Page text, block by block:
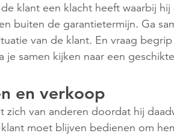
klant een klacht heeft waarbij
buiten de garantietermijn. Ga
van de klant. En vraag
je samen kijken naar een
en verkoop
van anderen doordat hij
moet blijven bedienen om